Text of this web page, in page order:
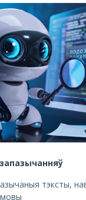
тэксты,
мовы